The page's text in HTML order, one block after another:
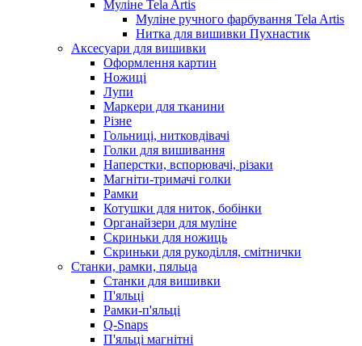
Муліне Tela Artis
Муліне ручного фарбування Tela Artis
Нитка для вишивки Пухнастик
Аксесуари для вишивки
Оформлення картин
Ножиці
Лупи
Маркери для тканини
Різне
Гольниці, нитковдівачі
Голки для вишивання
Наперстки, вспорювачі, різаки
Магніти-тримачі голки
Рамки
Котушки для ниток, бобінки
Органайзери для муліне
Скриньки для ножиць
Скриньки для рукоділля, смітнички
Станки, рамки, пяльца
Станки для вишивки
П'яльці
Рамки-п'яльці
Q-Snaps
П'яльці магнітні